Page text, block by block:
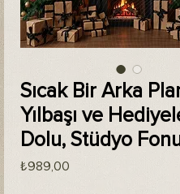
Sıcak Bir Arka
Yılbaşı ve
Dolu, Stüdyo
₺989,00